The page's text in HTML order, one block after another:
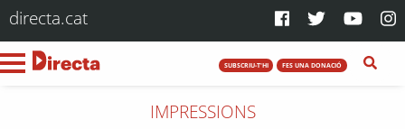
directa.cat
SUBSCRIU-T'HI FES UNA DONACIÓ
IMPRESSIONS